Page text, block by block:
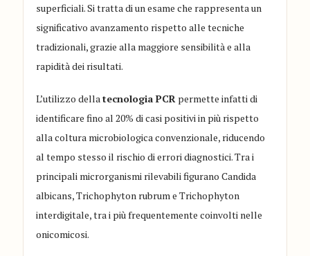
superficiali. Si tratta di un esame che rappresenta un
significativo avanzamento rispetto alle tecniche
tradizionali, grazie alla maggiore sensibilità e alla
rapidità dei risultati.
L’utilizzo dellatecnologia PCR permette infatti di
identificare fino al 20% di casi positivi in più rispetto
alla coltura microbiologica convenzionale, riducendo
al tempo stesso il rischio di errori diagnostici. Tra i
principali microrganismi rilevabili figurano Candida
albicans, Trichophyton rubrum e Trichophyton
interdigitale, tra i più frequentemente coinvolti nelle
onicomicosi.